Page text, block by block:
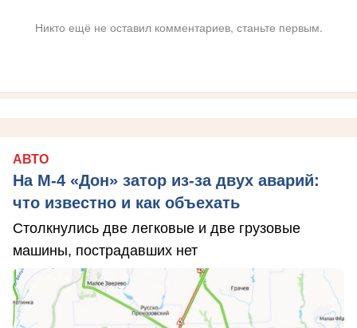
Никто ещё не оставил комментариев, станьте первым.
АВТО
На М‑4 «Дон» затор из‑за двух аварий:
что известно и как объехать
Столкнулись две легковые и две грузовые
машины, пострадавших нет